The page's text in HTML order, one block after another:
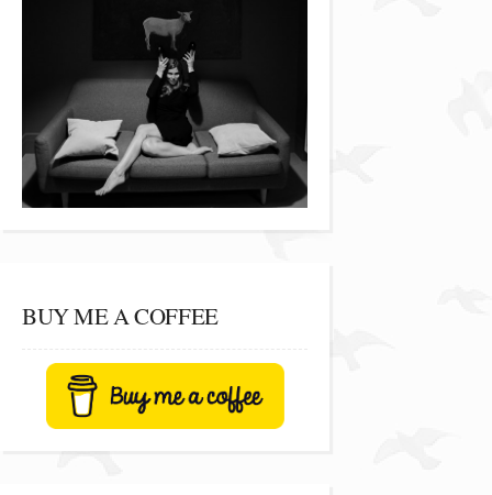
BUY ME A COFFEE